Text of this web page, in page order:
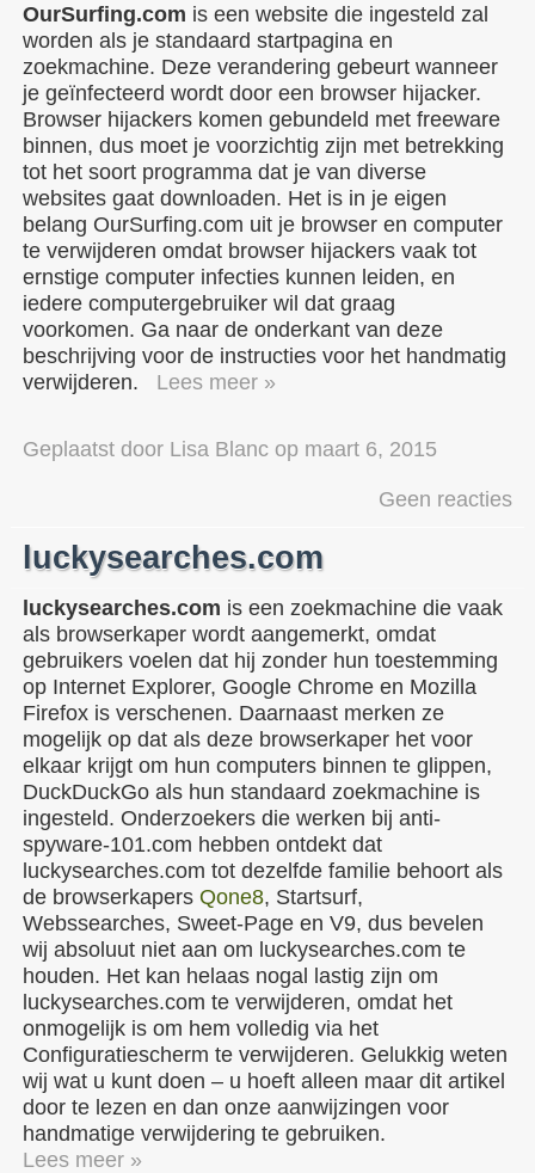
OurSurfing.com is een website die ingesteld zal
worden als je standaard startpagina en
zoekmachine. Deze verandering gebeurt wanneer
je geïnfecteerd wordt door een browser hijacker.
Browser hijackers komen gebundeld met freeware
binnen, dus moet je voorzichtig zijn met betrekking
tot het soort programma dat je van diverse
websites gaat downloaden. Het is in je eigen
belang OurSurfing.com uit je browser en computer
te verwijderen omdat browser hijackers vaak tot
ernstige computer infecties kunnen leiden, en
iedere computergebruiker wil dat graag
voorkomen. Ga naar de onderkant van deze
beschrijving voor de instructies voor het handmatig
verwijderen.
Lees meer »
Geplaatst door Lisa Blanc op maart 6, 2015
Geen reacties
luckysearches.com
luckysearches.com is een zoekmachine die vaak
als browserkaper wordt aangemerkt, omdat
gebruikers voelen dat hij zonder hun toestemming
op Internet Explorer, Google Chrome en Mozilla
Firefox is verschenen. Daarnaast merken ze
mogelijk op dat als deze browserkaper het voor
elkaar krijgt om hun computers binnen te glippen,
DuckDuckGo als hun standaard zoekmachine is
ingesteld. Onderzoekers die werken bij anti-
spyware-101.com hebben ontdekt dat
luckysearches.com tot dezelfde familie behoort als
de browserkapers Qone8, Startsurf,
Webssearches, Sweet-Page en V9, dus bevelen
wij absoluut niet aan om luckysearches.com te
houden. Het kan helaas nogal lastig zijn om
luckysearches.com te verwijderen, omdat het
onmogelijk is om hem volledig via het
Configuratiescherm te verwijderen. Gelukkig weten
wij wat u kunt doen – u hoeft alleen maar dit artikel
door te lezen en dan onze aanwijzingen voor
handmatige verwijdering te gebruiken.
Lees meer »